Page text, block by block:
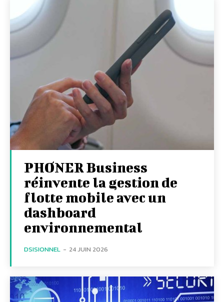
PHONER Business
réinvente la gestion de
flotte mobile avec un
dashboard
environnemental
DSISIONNEL - 24 JUIN 2026